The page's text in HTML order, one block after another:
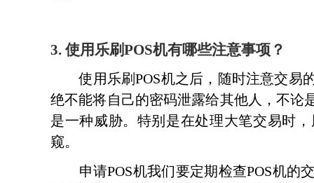
3. 使用乐刷POS机有哪些注意事项？
使用乐刷POS机之后，随时注意交易
绝不能将自己的密码泄露给其他人，不论
是一种威胁。特别是在处理大笔交易时
窥。
申请POS机我们要定期检查POS机的